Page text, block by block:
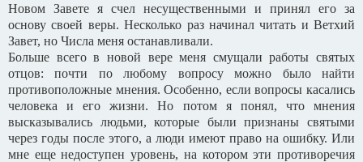
Новом Завете я счел несущественными и принял его за
основу своей веры. Несколько раз начинал читать и Ветхий
Завет, но Числа меня останавливали.
Больше всего в новой вере меня смущали работы святых
отцов: почти по любому вопросу можно было найти
противоположные мнения. Особенно, если вопросы касались
человека и его жизни. Но потом я понял, что мнения
высказывались людьми, которые были признаны святыми
через годы после этого, а люди имеют право на ошибку. Или
мне еще недоступен уровень, на котором эти противоречия